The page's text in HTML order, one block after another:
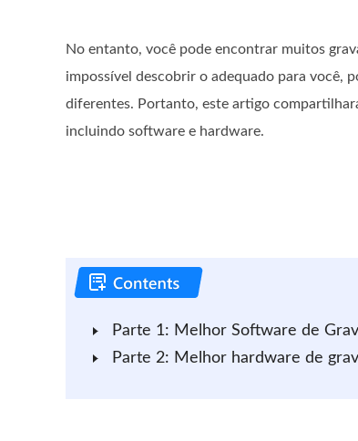
No entanto, você pode encontrar muitos
impossível descobrir o adequado para você,
diferentes. Portanto, este artigo
incluindo software e hardware.
Parte 1: Melhor Software de
Parte 2: Melhor hardware de